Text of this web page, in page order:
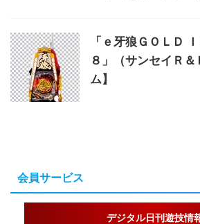
「ｅ牙狼ＧＯＬＤ
８」（サンセイＲ
ム】
会員サービス
デジタル日刊遊技情